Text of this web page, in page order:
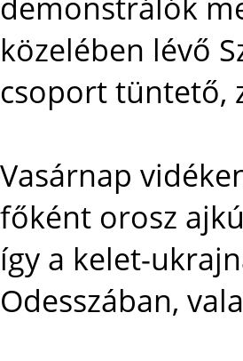
közelében lévő
csoport tüntető,
Vasárnap
főként orosz
így a kelet-
Odesszában,